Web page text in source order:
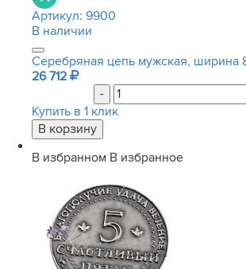
Артикул: 9900
В наличии
Серебряная цепь мужская, ширина
26 712
-
Купить в 1 клик
В избранном В избранное